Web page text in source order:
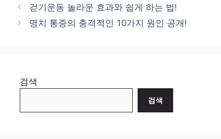
걷기운동 놀라운 효과와 쉽게 하는 법!
명치 통증의 충격적인 10가지 원인 공개!
검색
검색